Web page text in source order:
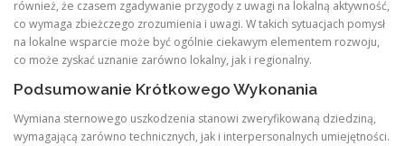
również, że czasem zgadywanie przygody z uwagi na lokalną aktywność,
co wymaga zbieżczego zrozumienia i uwagi. W takich sytuacjach pomysł
na lokalne wsparcie może być ogólnie ciekawym elementem rozwoju,
co może zyskać uznanie zarówno lokalny, jak i regionalny.
Podsumowanie Krótkowego Wykonania
Wymiana sternowego uszkodzenia stanowi zweryfikowaną dziedziną,
wymagającą zarówno technicznych, jak i interpersonalnych umiejętności.